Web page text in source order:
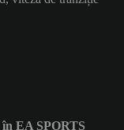
EA SPORTS